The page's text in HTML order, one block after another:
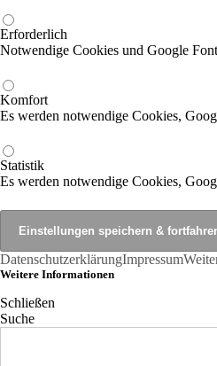
Erforderlich
Notwendige Cookies und Google
Komfort
Es werden notwendige Cookies,
Statistik
Es werden notwendige Cookies,
DatenschutzerklärungImpressum
Weitere Informationen
Schließen
Suche